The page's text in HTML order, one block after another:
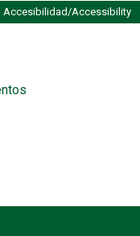
Accesibilidad/Accessibility